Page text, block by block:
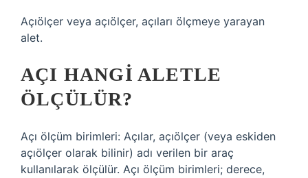
Açıölçer veya açıölçer, açıları ölçmeye yarayan
alet.
AÇI HANGI ALETLE
ÖLÇÜLÜR?
Açı ölçüm birimleri: Açılar, açıölçer (veya eskiden
açıölçer olarak bilinir) adı verilen bir araç
kullanılarak ölçülür. Açı ölçüm birimleri; derece,